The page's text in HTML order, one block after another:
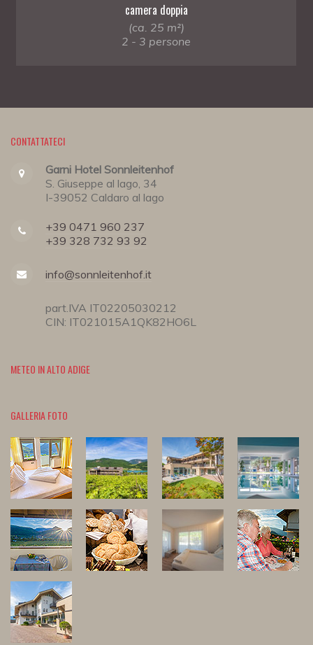
camera doppia
(ca. 25 m²)
2 - 3 persone
CONTATTATECI
Garni Hotel Sonnleitenhof
S. Giuseppe al lago, 34
I-39052 Caldaro al lago
+39 0471 960 237
+39 328 732 93 92
info@sonnleitenhof.it
part.IVA IT02205030212
CIN: IT021015A1QK82HO6L
METEO IN ALTO ADIGE
GALLERIA FOTO